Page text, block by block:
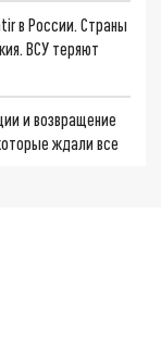
в России. Страны
ВСУ теряют
и возвращение
ждали все